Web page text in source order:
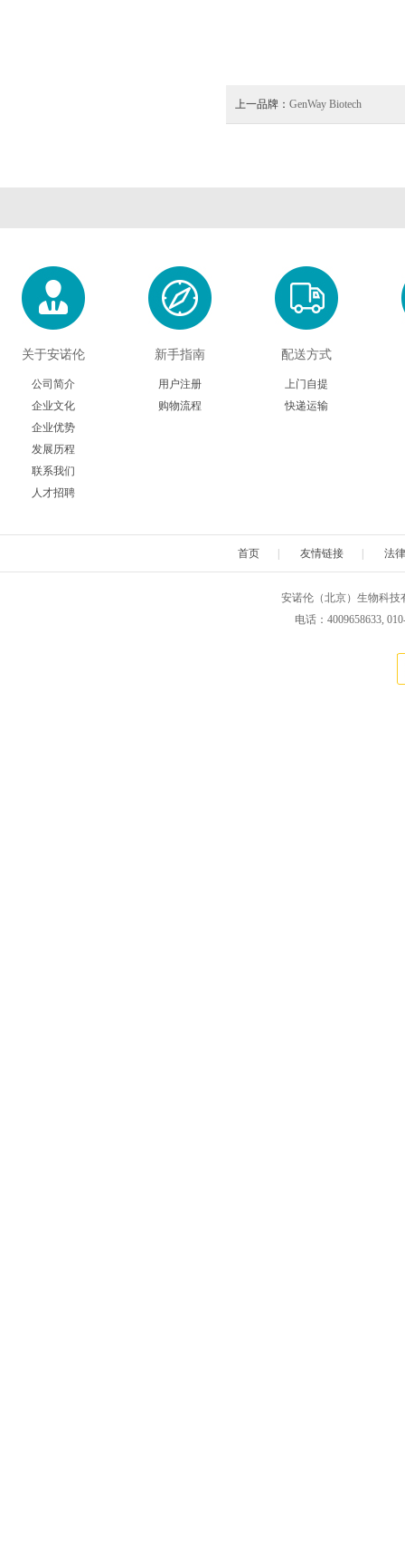
上一品牌： GenWay Biotech
关于安诺伦
公司简介
企业文化
企业优势
发展历程
联系我们
人才招聘
新手指南
用户注册
购物流程
配送方式
上门自提
快递运输
首页 友情链接 法
安诺伦（北京）生物科技
电话：4009658633,